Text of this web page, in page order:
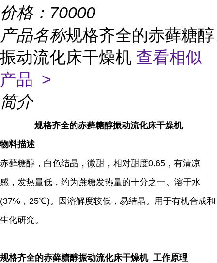
价格： 70000
产品名称规格齐全的赤藓糖醇
振动流化床干燥机 查看相似
产品 >
简介
规格齐全的赤藓糖醇振动流化床干燥机
物料描述
赤藓糖醇，白色结晶，微甜，相对甜度0.65，有清凉
感，发热量低，约为蔗糖发热量的十分之一。溶于水
(37%，25℃)。因溶解度较低，易结晶。用于有机合成和
生化研究。
规格齐全的赤藓糖醇振动流化床干燥机 工作原理